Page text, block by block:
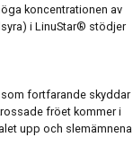
koncentrationen av
i LinuStar® stödjer
fortfarande skyddar
fröet kommer i
upp och slemämnena